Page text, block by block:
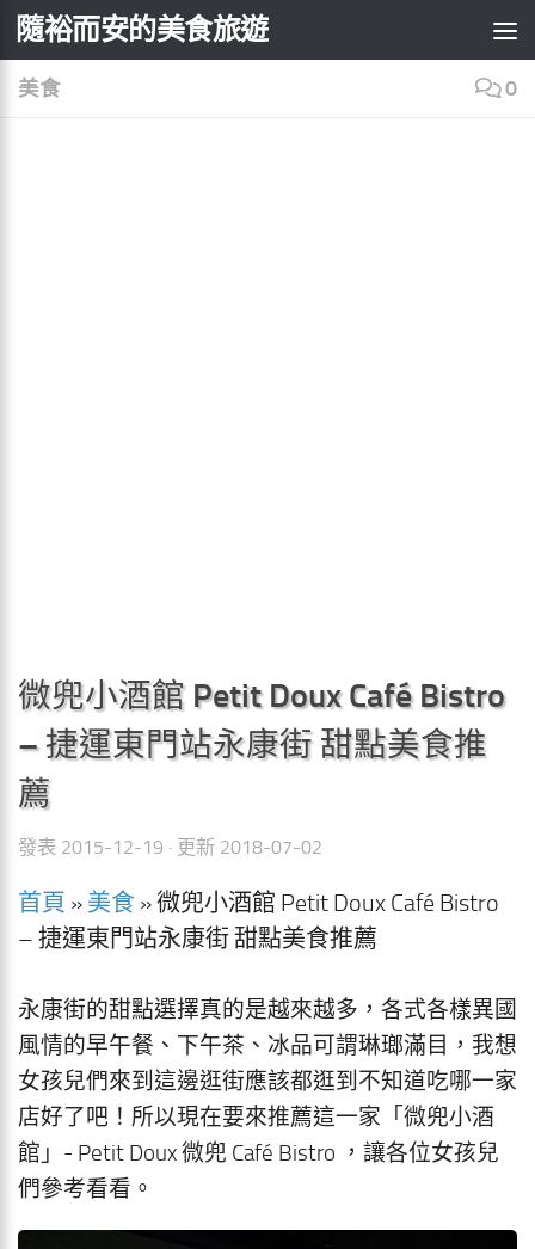
Skip to content
隨裕而安的美食旅遊
美食 0
微兜小酒館 Petit Doux Café Bistro
– 捷運東門站永康街 甜點美食推
薦
發表 2015-12-19 · 更新 2018-07-02
首頁 » 美食 »微兜小酒館 Petit Doux Café Bistro
– 捷運東門站永康街 甜點美食推薦
永康街的甜點選擇真的是越來越多，各式各樣異國
風情的早午餐、下午茶、冰品可謂琳瑯滿目，我想
女孩兒們來到這邊逛街應該都逛到不知道吃哪一家
店好了吧！所以現在要來推薦這一家「微兜小酒
館」- Petit Doux 微兜 Café Bistro ，讓各位女孩兒
們參考看看。